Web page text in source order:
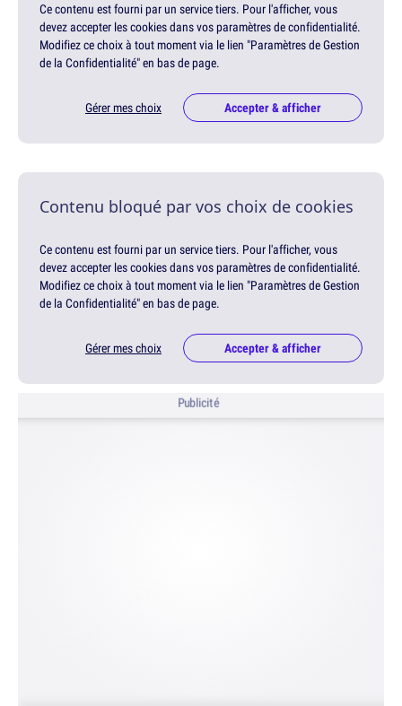
Ce contenu est fourni par un service tiers. Pour l'afficher, vous
devez accepter les cookies dans vos paramètres de confidentialité.
Modifiez ce choix à tout moment via le lien "Paramètres de Gestion
de la Confidentialité" en bas de page.
Gérer mes choix Accepter & afficher
Contenu bloqué par vos choix de cookies
Ce contenu est fourni par un service tiers. Pour l'afficher, vous
devez accepter les cookies dans vos paramètres de confidentialité.
Modifiez ce choix à tout moment via le lien "Paramètres de Gestion
de la Confidentialité" en bas de page.
Gérer mes choix Accepter & afficher
Publicité